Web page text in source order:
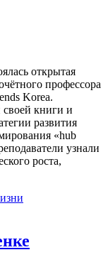
открытая
профессора
Korea.
книги и
развития
«hub
узнали
роста,